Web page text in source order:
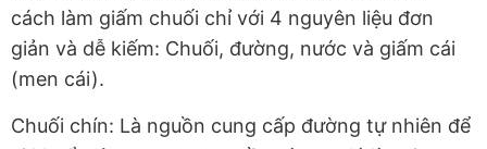
cách làm giấm chuối chỉ với 4 nguyên liệu đơn
giản và dễ kiếm: Chuối, đường, nước và giấm cái
(men cái).
Chuối chín: Là nguồn cung cấp đường tự nhiên để